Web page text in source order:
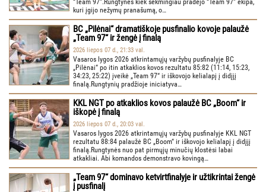
“Team 97”.Rungtynes kiek sėkmingiau pradėjo “Team 97” ekipa,
kuri įgijo nežymų pranašumą, o…
BC „Pilėnai“ dramatiškoje pusfinalio kovoje palaužė
„Team 97“ ir žengė į finalą
2026 liepos 07 d., 21:33 val.
Vasaros lygos 2026 atkrintamųjų varžybų pusfinalyje BC
„Pilėnai“ po itin atkaklios kovos rezultatu 85:82 (11:14, 15:23,
34:23, 25:22) įveikė „Team 97“ ir iškovojo kelialapį į didįjį
finalą.Rungtynių pradžioje iniciatyva…
KKL NGT po atkaklios kovos palaužė BC „Boom“ ir
iškopė į finalą
2026 liepos 07 d., 20:03 val.
Vasaros lygos 2026 atkrintamųjų varžybų pusfinalyje KKL NGT
rezultatu 88:84 palaužė BC „Boom“ ir iškovojo kelialapį į didįjį
finalą.Rungtynės nuo pat pirmųjų minučių klostėsi labai
atkakliai. Abi komandos demonstravo kovingą…
„Team 97“ dominavo ketvirtfinalyje ir užtikrintai žengė
į pusfinalį